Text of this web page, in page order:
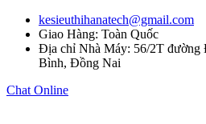
kesieuthihanatech@gmail.com
Giao Hàng: Toàn Quốc
Địa chỉ Nhà Máy: 56/2T đường
Bình, Đồng Nai
Chat Online